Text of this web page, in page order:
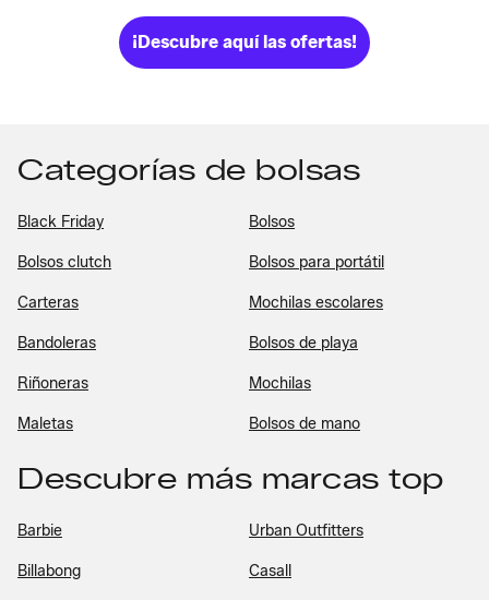
¡Descubre aquí las ofertas!
Categorías de bolsas
Black Friday Bolsos
Bolsos clutch Bolsos para portátil
Carteras Mochilas escolares
Bandoleras Bolsos de playa
Riñoneras Mochilas
Maletas Bolsos de mano
Descubre más marcas top
Barbie Urban Outfitters
Billabong Casall